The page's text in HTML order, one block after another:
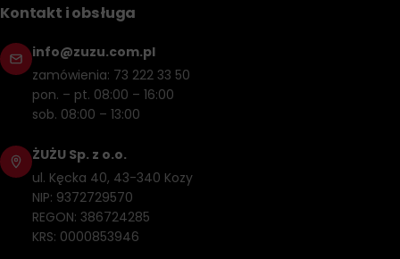
Kontakt i obsługa
info@zuzu.com.pl
zamówienia: 73 222 33 50
pon. – pt. 08:00 – 16:00
sob. 08:00 – 13:00
ŻUŻU Sp. z o.o.
ul. Kęcka 40, 43-340 Kozy
NIP: 9372729570
REGON: 386724285
KRS: 0000853946